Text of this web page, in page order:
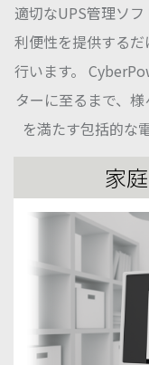
適切なUPS管理ソ
利便性を提供する
行います。
ターに至るまで、
を満たす包括的な
家